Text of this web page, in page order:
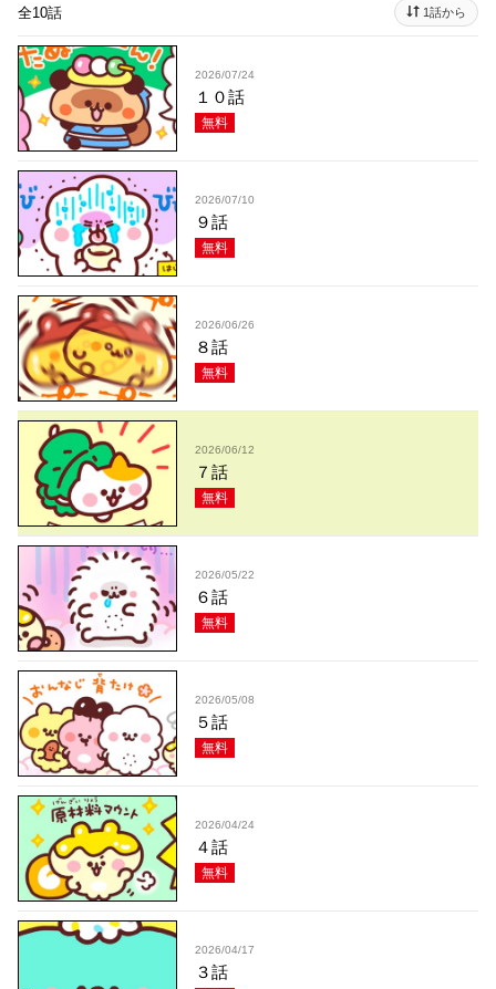
全10話 1話から
2026/07/24
１０話
無料
2026/07/10
９話
無料
2026/06/26
８話
無料
2026/06/12
７話
無料
2026/05/22
６話
無料
2026/05/08
５話
無料
2026/04/24
４話
無料
2026/04/17
３話